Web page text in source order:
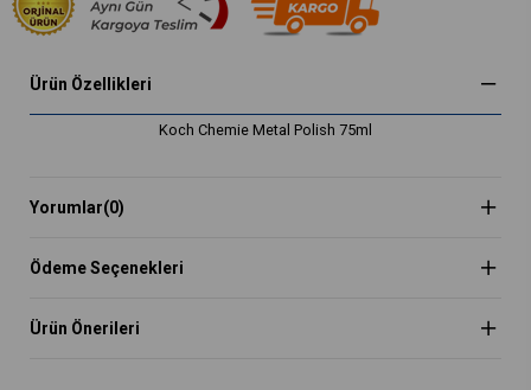
Ürün Özellikleri
Koch Chemie Metal Polish 75ml
Yorumlar(0)
Ödeme Seçenekleri
Ürün Önerileri